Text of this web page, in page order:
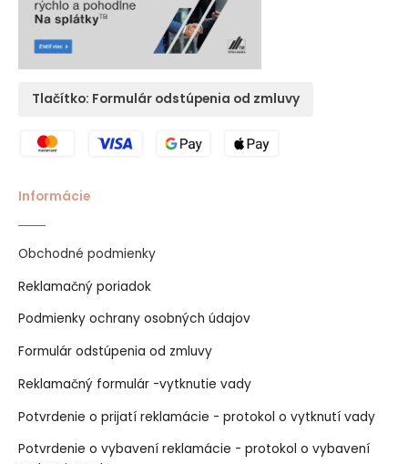
Tlačítko: Formulár odstúpenia od zmluvy
Informácie
Obchodné podmienky
Reklamačný poriadok
Podmienky ochrany osobných údajov
Formulár odstúpenia od zmluvy
Reklamačný formulár -vytknutie vady
Potvrdenie o prijatí reklamácie - protokol o vytknutí vady
Potvrdenie o vybavení reklamácie - protokol o vybavení